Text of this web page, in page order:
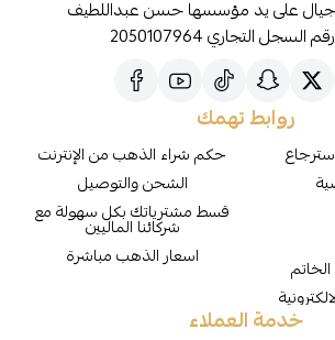
على يد مؤسسها حسن عبداللطيف
السجل التجاري 2050107964
روابط تهمك
حكم شراء الذهب من الإنترنت
الشحن والتوصيل
قسط مشترياتك بكل سهولة مع
شركائنا الماليين
اسعار الذهب مباشرة
خدمة العملاء